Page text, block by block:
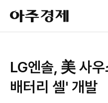
아
주
경
LG엔솔, 美 사
배터리 셀' 개발